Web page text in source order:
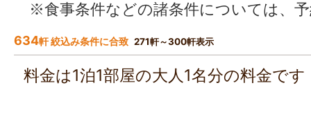
※食事条件などの諸条件については、
634軒 絞込み条件に合致 271軒～300軒表示
料金は1泊1部屋の大人1名分の料金で